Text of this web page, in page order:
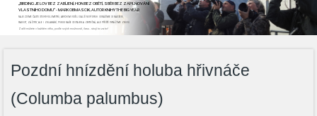
„BIRDING JE LOV BEZ ZABÍJENÍ, HON BEZ OBĚTÍ, SBĚR BEZ ZAPLŇOVÁNÍ
VLASTNÍHO DOMU“ - MARK OBMASCIK, AUTOR KNIHY THE BIG YEAR
NAJEZDÍME ČASTO STOVKY KILOMETRŮ, ABYCHOM VIDĚLI DALŠÍ NOVÝ DRUH. ODNÁŠÍME SI NADŠENÍ,
RADOST, ZÁŽITKY, ALE I ZKLAMÁNÍ, POKUD NAŠE CESTA BYLA ZBYTEČNÁ, ALE PŘÍŠTĚ VYRÁŽÍME ZNOVU
Začít můžete v každém věku, podle svých možností, času...stojí to za to!
Pozdní hnízdění holuba hřivnáče
(Columba palumbus)